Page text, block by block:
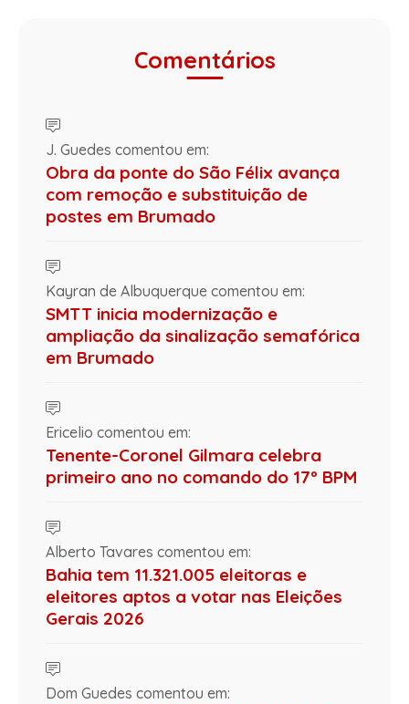
Comentários
J. Guedes comentou em:
Obra da ponte do São Félix avança
com remoção e substituição de
postes em Brumado
Kayran de Albuquerque comentou em:
SMTT inicia modernização e
ampliação da sinalização semafórica
em Brumado
Ericelio comentou em:
Tenente-Coronel Gilmara celebra
primeiro ano no comando do 17º BPM
Alberto Tavares comentou em:
Bahia tem 11.321.005 eleitoras e
eleitores aptos a votar nas Eleições
Gerais 2026
Dom Guedes comentou em: